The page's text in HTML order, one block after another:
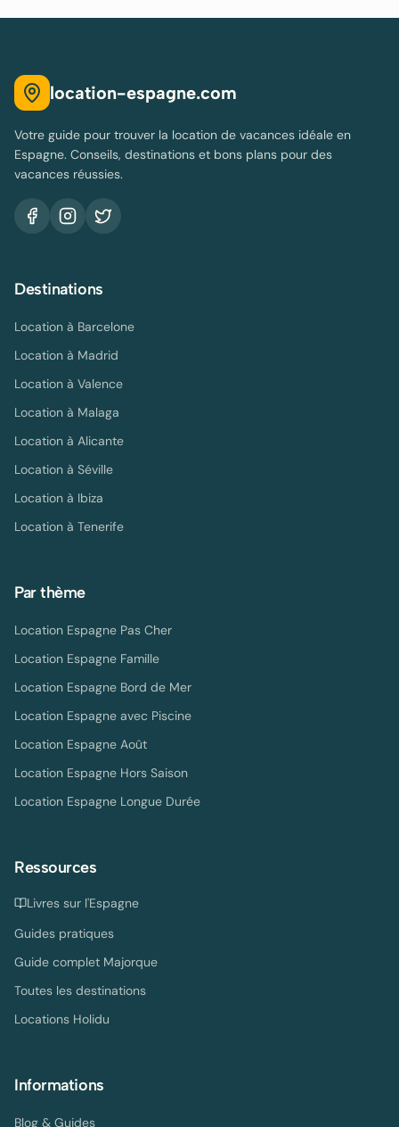
location-espagne.com
Votre guide pour trouver la location de vacances idéale en
Espagne. Conseils, destinations et bons plans pour des
vacances réussies.
Destinations
Location à Barcelone
Location à Madrid
Location à Valence
Location à Malaga
Location à Alicante
Location à Séville
Location à Ibiza
Location à Tenerife
Par thème
Location Espagne Pas Cher
Location Espagne Famille
Location Espagne Bord de Mer
Location Espagne avec Piscine
Location Espagne Août
Location Espagne Hors Saison
Location Espagne Longue Durée
Ressources
Livres sur l'Espagne
Guides pratiques
Guide complet Majorque
Toutes les destinations
Locations Holidu
Informations
Blog & Guides